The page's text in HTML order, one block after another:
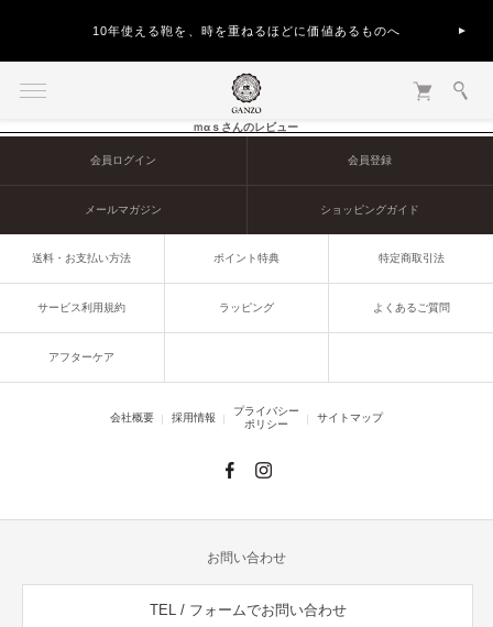
10年使える鞄を、時を重ねるほどに価値あるものへ
ｍαｓさんのレビュー
会員ログイン 会員登録
メールマガジン ショッピングガイド
送料・お支払い方法 ポイント特典 特定商取引法
サービス利用規約 ラッピング よくあるご質問
アフターケア
会社概要 採用情報
プライバシー
ポリシー
サイトマップ
お問い合わせ
TEL / フォームでお問い合わせ